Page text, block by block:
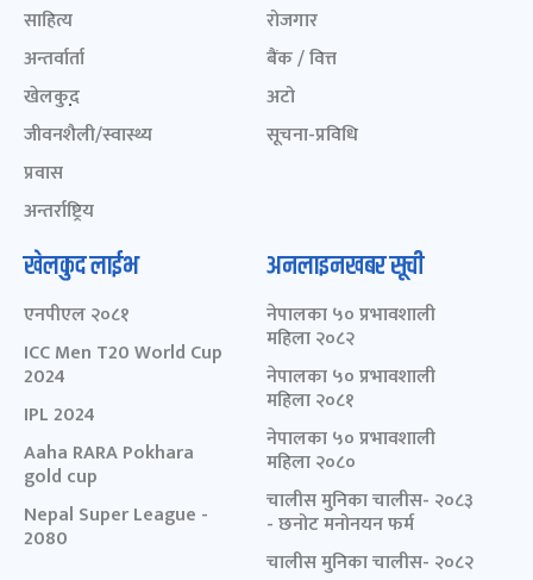
साहित्य
अन्तर्वार्ता
खेलकुद़़
जीवनशैली/स्वास्थ्य
प्रवास
अन्तर्राष्ट्रिय
रोजगार
बैंक / वित्त
अटो
सूचना-प्रविधि
खेलकुद लाईभ
एनपीएल २०८१
ICC Men T20 World Cup
2024
IPL 2024
Aaha RARA Pokhara
gold cup
Nepal Super League -
2080
अनलाइनखबर सूची
नेपालका ५० प्रभावशाली
महिला २०८२
नेपालका ५० प्रभावशाली
महिला २०८१
नेपालका ५० प्रभावशाली
महिला २०८०
चालीस मुनिका चालीस- २०८३
- छनोट मनोनयन फर्म
चालीस मुनिका चालीस- २०८२